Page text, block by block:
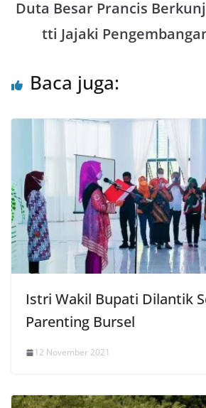
p
k
Duta Besar Prancis
tti Jajaki
Baca juga:
Istri Wakil Bupati Dilantik
Parenting Bursel
12 November 2021